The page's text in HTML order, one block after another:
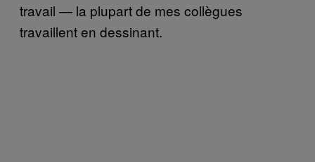
travail — la plupart de mes collègues
travaillent en dessinant.